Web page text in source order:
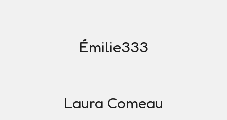
Émilie333
Laura Comeau